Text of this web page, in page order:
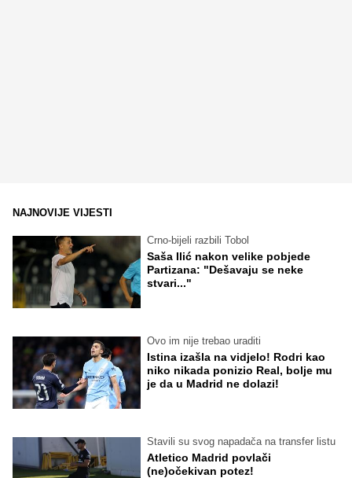
NAJNOVIJE VIJESTI
Crno-bijeli razbili Tobol
Saša Ilić nakon velike pobjede
Partizana: "Dešavaju se neke
stvari..."
Ovo im nije trebao uraditi
Istina izašla na vidjelo! Rodri kao
niko nikada ponizio Real, bolje mu
je da u Madrid ne dolazi!
Stavili su svog napadača na transfer listu
Atletico Madrid povlači
(ne)očekivan potez!